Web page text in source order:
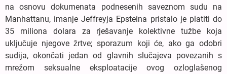
na osnovu dokumenata podnesenih saveznom sudu na
Manhattanu, imanje Jeffreyja Epsteina pristalo je platiti do
35 miliona dolara za rješavanje kolektivne tužbe koja
uključuje njegove žrtve; sporazum koji će, ako ga odobri
sudija, okončati jedan od glavnih slučajeva povezanih s
mrežom seksualne eksploatacije ovog ozloglašenog